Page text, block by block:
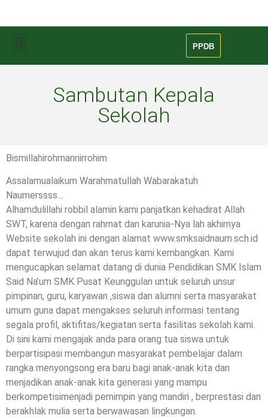
PPDB
Sambutan Kepala
Sekolah
Bismillahirohmannirrohim
Assalamualaikum Warahmatullah Wabarakatuh
Naumerssss…
Alhamdulillahi robbil alamin kami panjatkan kehadirat Allah
SWT, karena dengan rahmat dan karunia-Nya lah akhirnya
Website sekolah ini dengan alamat www.smksaidnaum.sch.id
dapat terwujud dan akan terus kami kembangkan. Kami
mengucapkan selamat datang di dunia Pendidikan SMK Islam
Said Na’um SMK Pusat Keunggulan untuk seluruh unsur
pimpinan, guru, karyawan ,siswa dan alumni serta masyarakat
umum guna dapat mengakses seluruh informasi tentang
segala profil, aktifitas/kegiatan serta fasilitas sekolah kami.
Di sini kami mengajak anda para orang tua siswa untuk
berpartisipasi membangun masyarakat pembelajar dalam
rangka menyongsong era baru bagi anak-anak kita dan
menjadikan anak-anak kita generasi yang mampu
berkompetisimenjadi pemimpin yang mandiri , berprestasi dan
berakhlak mulia serta berwawasan lingkungan.